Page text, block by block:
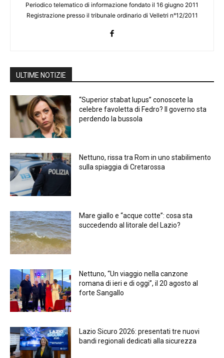
Periodico telematico di informazione fondato il 16 giugno 2011
Registrazione presso il tribunale ordinario di Velletri n°12/2011
ULTIME NOTIZIE
“Superior stabat lupus” conoscete la
celebre favoletta di Fedro? Il governo sta
perdendo la bussola
Nettuno, rissa tra Rom in uno stabilimento
sulla spiaggia di Cretarossa
Mare giallo e “acque cotte”: cosa sta
succedendo al litorale del Lazio?
Nettuno, “Un viaggio nella canzone
romana di ieri e di oggi”, il 20 agosto al
forte Sangallo
Lazio Sicuro 2026: presentati tre nuovi
bandi regionali dedicati alla sicurezza